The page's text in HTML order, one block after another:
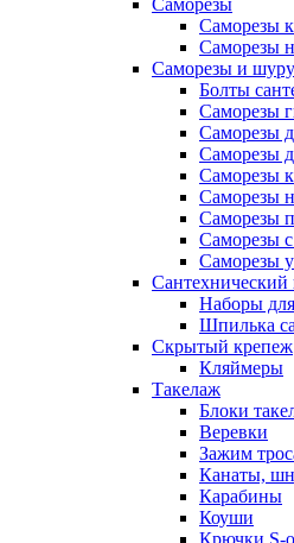
Саморезы
Саморезы
Саморезы
Саморезы и
Болты
Саморезы
Саморезы
Саморезы
Саморезы
Саморезы
Саморезы
Саморезы
Саморезы
Сантехнический
Наборы
Шпилька
Скрытый крепеж
Кляймеры
Такелаж
Блоки
Веревки
Зажим
Канаты,
Карабины
Коуши
Крючки S-